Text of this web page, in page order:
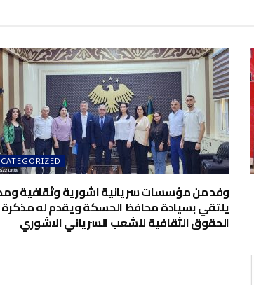
وفد من مؤسسات سريانية اشورية وثقافية
يلتقي بسيادة محافظ الحسكة ويقدم له
الحقوق الثقافية للشعب السرياني الاشوري